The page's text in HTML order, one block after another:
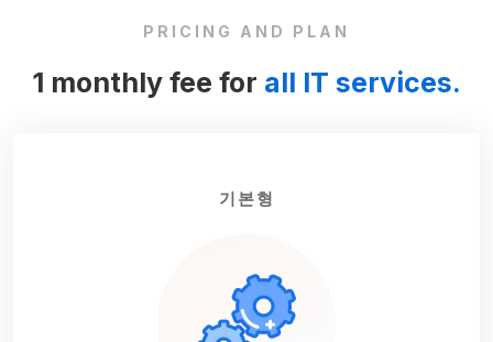
PRICING AND PLAN
1 monthly fee for all IT services.
기본형